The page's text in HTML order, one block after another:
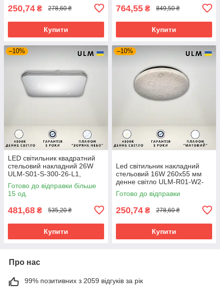
250,74 ₴ 278,60 ₴
Купити
764,55 ₴ 849,50 ₴
Купити
–10%
LED світильник квадратний
стельовий накладний 26W
ULM-S01-S-300-26-L1,
квадратна світлодіодна
люстра
Готово до відправки більше
15 од.
481,68 ₴ 535,20 ₴
Купити
–10%
Led світильник накладний
стельовий 16W 260х55 мм
денне світло ULM-R01-W2-
230-16 круглий
Готово до відправки
250,74 ₴ 278,60 ₴
Купити
Про нас
99% позитивних з 2059 відгуків за рік